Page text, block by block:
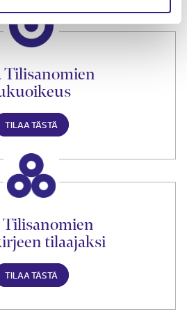
Tilisanomien
TILAA TÄSTÄ
tilaajaksi
TILAA TÄSTÄ